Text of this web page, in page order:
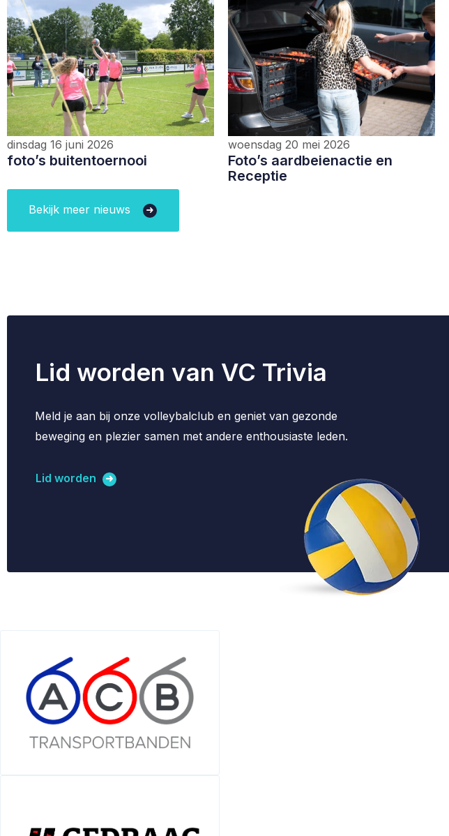
dinsdag 16 juni 2026
foto’s buitentoernooi
woensdag 20 mei 2026
Foto’s aardbeienactie en
Receptie
Bekijk meer nieuws
Lid worden van VC Trivia
Meld je aan bij onze volleybalclub en geniet van gezonde
beweging en plezier samen met andere enthousiaste leden.
Lid worden